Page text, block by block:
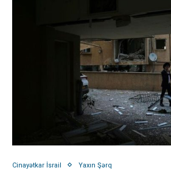
Cinayətkar İsrail Yaxın Şərq